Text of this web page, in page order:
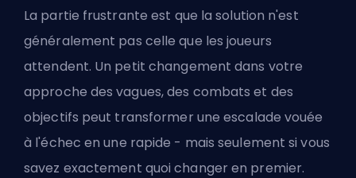
La partie frustrante est que la solution n'est
généralement pas celle que les joueurs
attendent. Un petit changement dans votre
approche des vagues, des combats et des
objectifs peut transformer une escalade vouée
à l'échec en une rapide - mais seulement si vous
savez exactement quoi changer en premier.